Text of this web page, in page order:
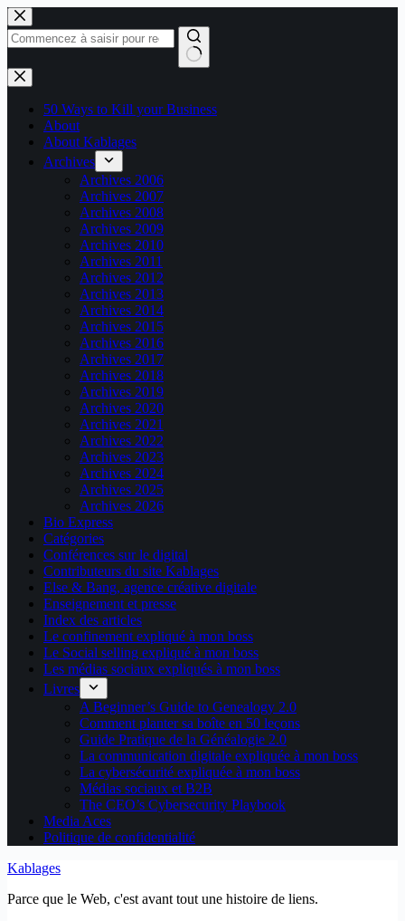
Passer
au
contenu
Aucun
résultat
50 Ways to Kill your Business
About
About Kablages
Archives
Archives 2006
Archives 2007
Archives 2008
Archives 2009
Archives 2010
Archives 2011
Archives 2012
Archives 2013
Archives 2014
Archives 2015
Archives 2016
Archives 2017
Archives 2018
Archives 2019
Archives 2020
Archives 2021
Archives 2022
Archives 2023
Archives 2024
Archives 2025
Archives 2026
Bio Express
Catégories
Conférences sur le digital
Contributeurs du site Kablages
Else & Bang, agence créative digitale
Enseignement et presse
Index des articles
Le confinement expliqué à mon boss
Le Social selling expliqué à mon boss
Les médias sociaux expliqués à mon boss
Livres
A Beginner’s Guide to Genealogy 2.0
Comment planter sa boîte en 50 leçons
Guide Pratique de la Généalogie 2.0
La communication digitale expliquée à mon boss
La cybersécurité expliquée à mon boss
Médias sociaux et B2B
The CEO’s Cybersecurity Playbook
Media Aces
Politique de confidentialité
Kablages
Parce que le Web, c'est avant tout une histoire de liens.